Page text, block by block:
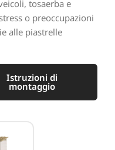
tosaerba e
o preoccupazioni
alle piastrelle
Istruzioni di
montaggio